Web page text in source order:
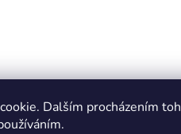
Dalším procházením